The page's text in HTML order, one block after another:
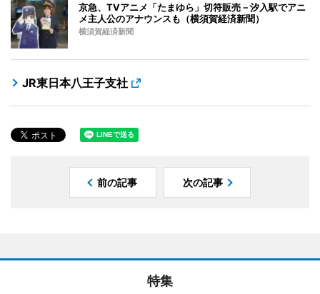
京急、TVアニメ「たまゆら」切符販売－汐入駅でアニ
メ主人公のアナウンスも（横須賀経済新聞）
横須賀経済新聞
JR東日本八王子支社
前の記事 次の記事
特集